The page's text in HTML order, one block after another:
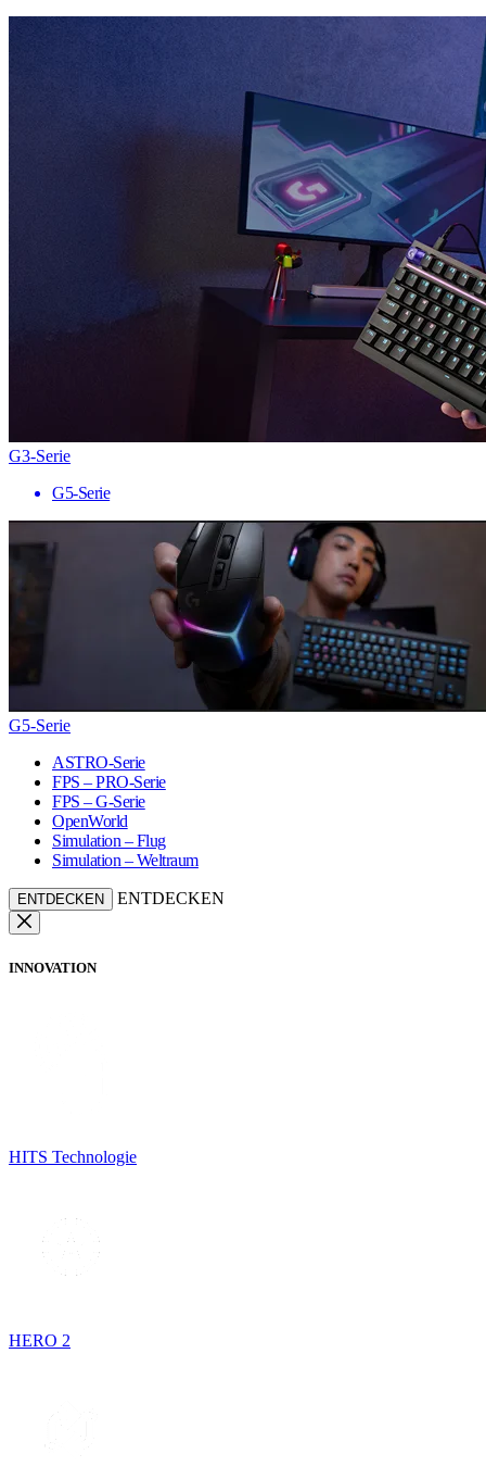
G3-Serie
G5-Serie
G5-Serie
ASTRO-Serie
FPS – PRO-Serie
FPS – G-Serie
OpenWorld
Simulation – Flug
Simulation – Weltraum
ENTDECKEN ENTDECKEN
INNOVATION
HITS Technologie
HERO 2